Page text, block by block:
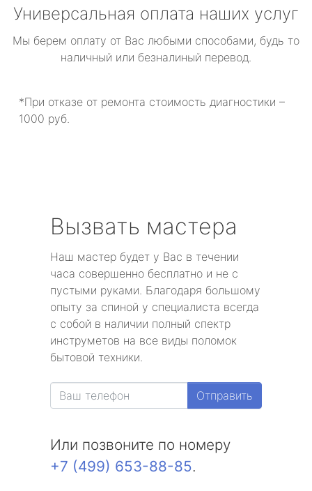
Универсальная оплата наших услуг
Мы берем оплату от Вас любыми способами, будь то
наличный или безналиный перевод.
*При отказе от ремонта стоимость диагностики –
1000 руб.
Вызвать мастера
Наш мастер будет у Вас в течении
часа совершенно бесплатно и не с
пустыми руками. Благодаря большому
опыту за спиной у специалиста всегда
с собой в наличии полный спектр
инструметов на все виды поломок
бытовой техники.
Отправить
Или позвоните по номеру
+7 (499) 653-88-85.